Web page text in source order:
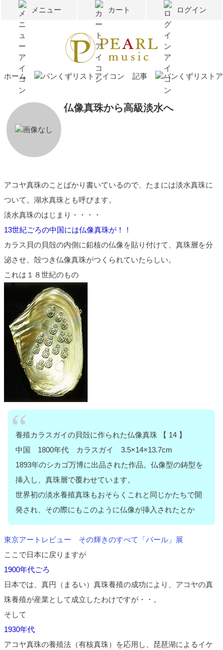
メニュー カート ログイン
ホーム 記事
仏像真珠から高級淡水へ
アコヤ真珠のことばかり書いているので、たまには淡水真珠に
ついて。湖水真珠とも呼びます。
淡水真珠のはじまり・・・・
13世紀ごろの中国には仏像真珠が！！
カラス貝の貝殻の内側に鉛核の仏像を貼り付けて、真珠層を分
泌させ、殻つき仏像真珠がつくられていたらしい。
これは１８世紀のもの
養殖カラスガイの貝殻に作られた仏像真珠 【 14 】
中国 1800年代 カラスガイ 3.5×14×13.7cm
1893年のシカゴ万博に出品された作品。仏像型の鋳型を
挿入し、真珠層で覆わせています。
世界初の淡水養殖真珠もおそらくこれと同じかたちで開
発され、その際にもこのように仏像が挿入されたとか
東京アートレビュー その輝きのすべて「パール」展
ここで日本に戻りますが
1900年代ごろ
日本では、真円（まるい）真珠養殖の成功により、アコヤの真
珠養殖が産業として成立したわけですが・・。
そして
1930年代
アコヤ真珠の養殖法（有核真珠）を応用し、琵琶湖によるイケ